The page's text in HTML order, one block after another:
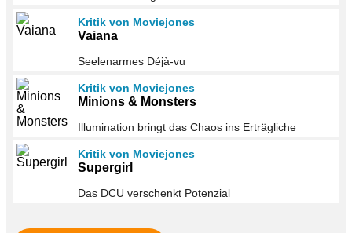
Kritik von Moviejones
Vaiana
Seelenarmes Déjà-vu
Kritik von Moviejones
Minions & Monsters
Illumination bringt das Chaos ins Erträgliche
Kritik von Moviejones
Supergirl
Das DCU verschenkt Potenzial